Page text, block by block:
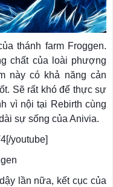
thánh farm Froggen.
chất của loài phượng
này có khả năng cản
Sẽ rất khó để thực sự
vì nội tại Rebirth cùng
sự sống của Anivia.
youtube]
lần nữa, kết cục của